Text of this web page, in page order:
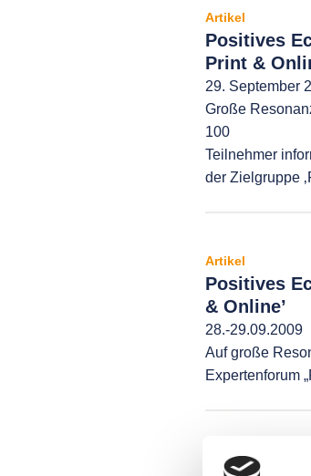
Artikel
Positives
Print &
29. September
Große
100
Teilnehmer
der Zielgruppe
Artikel
Positives
& Online’
28.-29.09.2009
Auf große
Expertenforum
Artikel